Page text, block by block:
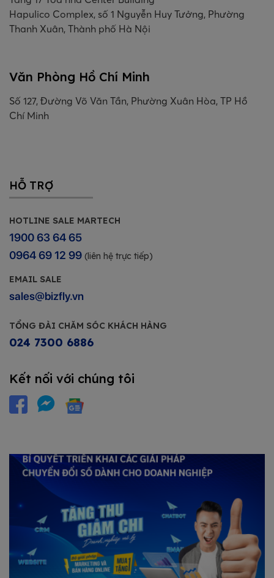
Hapulico Complex, số 1 Nguyễn Huy Tưởng, Phường
Thanh Xuân, Thành phố Hà Nội
Văn Phòng Hồ Chí Minh
Số 127, Đường Võ Văn Tần, Phường Xuân Hòa, TP Hồ
Chí Minh
HỖ TRỢ
HOTLINE SALE MARTECH
1900 63 64 65
0964 69 12 99 (liên hệ trực tiếp)
EMAIL SALE
sales@bizfly.vn
TỔNG ĐÀI CHĂM SÓC KHÁCH HÀNG
024 7300 6886
Kết nối với chúng tôi